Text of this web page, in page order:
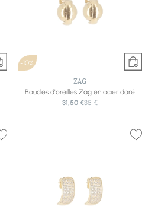
-10%
ZAG
Boucles d'oreilles Zag en acier doré
31,50 €35 €